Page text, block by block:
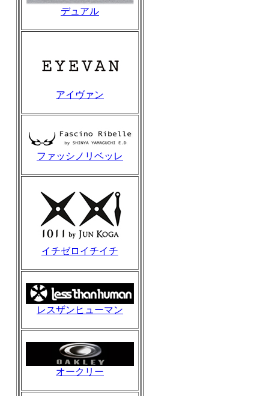
デュアル
アイヴァン
ファッシノリベッレ
イチゼロイチイチ
レスザンヒューマン
オークリー